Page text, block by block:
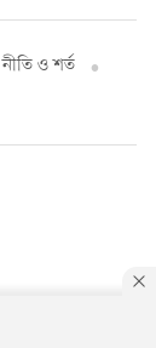
নীতি ও শর্ত